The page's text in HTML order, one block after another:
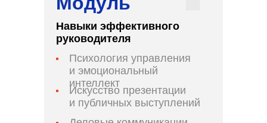
Навыки эффективного
руководителя
Психология управления
и эмоциональный
интеллект
Искусство презентации
и публичных выступлений